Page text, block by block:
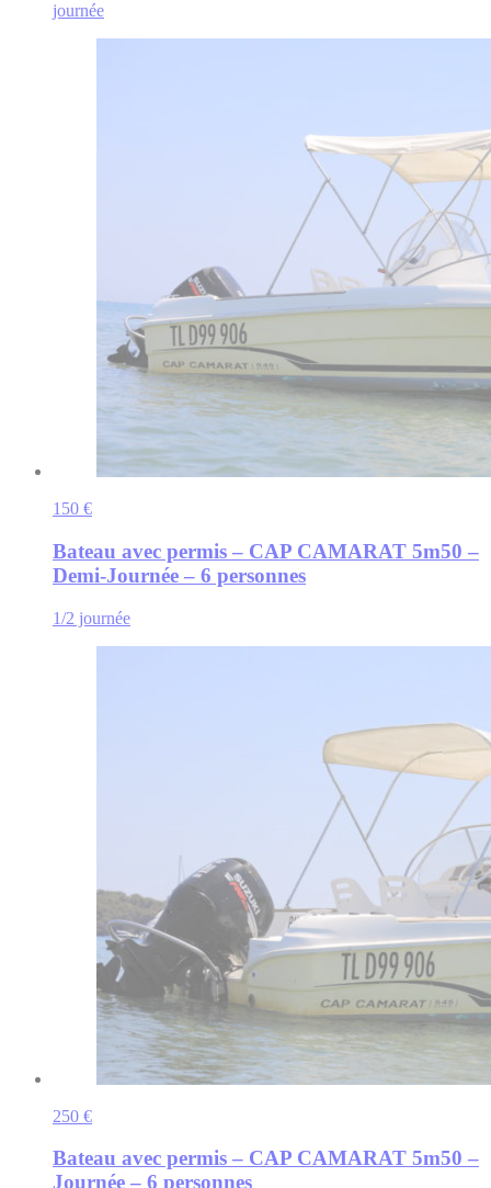
journée
150 €
Bateau avec permis – CAP CAMARAT 5m50 –
Demi-Journée – 6 personnes
1/2 journée
250 €
Bateau avec permis – CAP CAMARAT 5m50 –
Journée – 6 personnes